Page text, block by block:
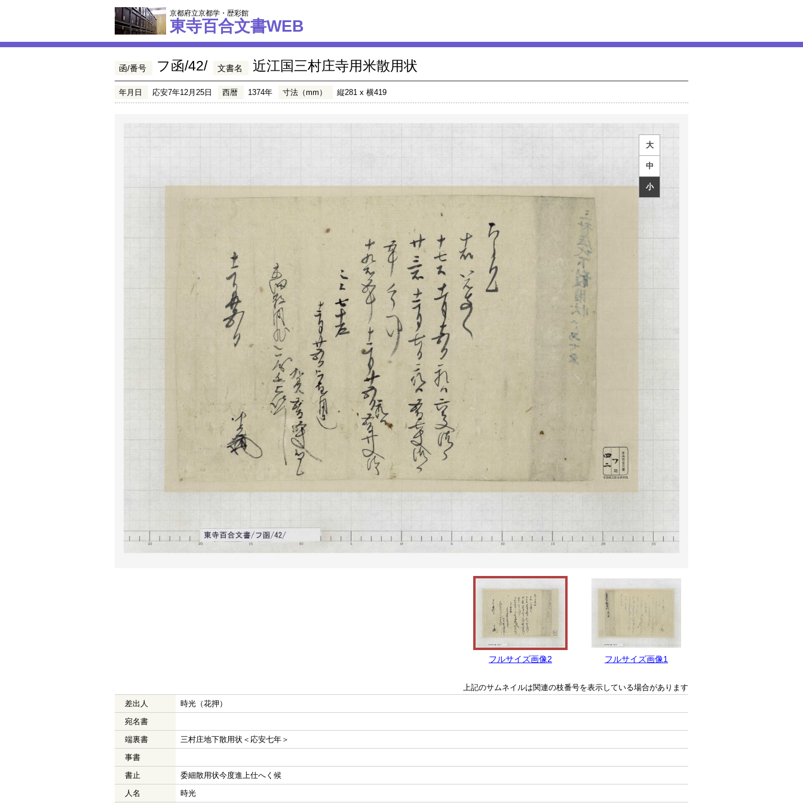
京都府立京都学・歴彩館
東寺百合文書WEB
函/番号 フ函/42/ 文書名 近江国三村庄寺用米散用状
年月日 応安7年12月25日 西暦 1374年 寸法（mm） 縦281 x 横419
大
中
小
フルサイズ画像2 フルサイズ画像1
上記のサムネイルは関連の枝番号を表示している場合があります
差出人
時光（花押）
宛名書
端裏書
三村庄地下散用状＜応安七年＞
事書
書止
委細散用状今度進上仕へく候
人名
時光